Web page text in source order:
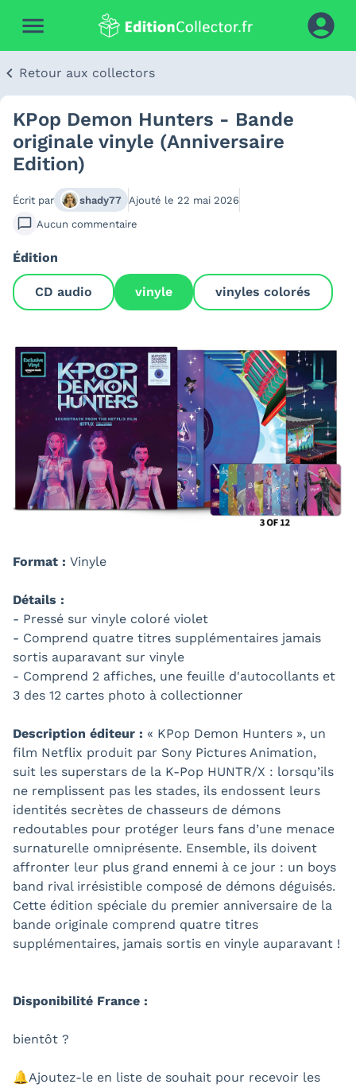
Retour aux collectors
KPop Demon Hunters - Bande
originale vinyle (Anniversaire
Edition)
Écrit par shady77 Ajouté le 22 mai 2026
Aucun commentaire
Édition
CD audio vinyle vinyles colorés
Format : Vinyle
Détails :
- Pressé sur vinyle coloré violet
- Comprend quatre titres supplémentaires jamais
sortis auparavant sur vinyle
- Comprend 2 affiches, une feuille d'autocollants et
3 des 12 cartes photo à collectionner
Description éditeur : « KPop Demon Hunters », un
film Netflix produit par Sony Pictures Animation,
suit les superstars de la K-Pop HUNTR/X : lorsqu’ils
ne remplissent pas les stades, ils endossent leurs
identités secrètes de chasseurs de démons
redoutables pour protéger leurs fans d’une menace
surnaturelle omniprésente. Ensemble, ils doivent
affronter leur plus grand ennemi à ce jour : un boys
band rival irrésistible composé de démons déguisés.
Cette édition spéciale du premier anniversaire de la
bande originale comprend quatre titres
supplémentaires, jamais sortis en vinyle auparavant !
Disponibilité France :
bientôt ?
🔔Ajoutez-le en liste de souhait pour recevoir les